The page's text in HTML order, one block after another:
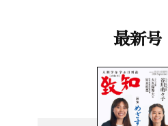
最新号